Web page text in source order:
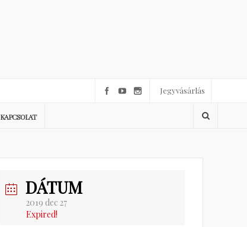
Jegyvásárlás
KAPCSOLAT
DÁTUM
2019 dec 27
Expired!